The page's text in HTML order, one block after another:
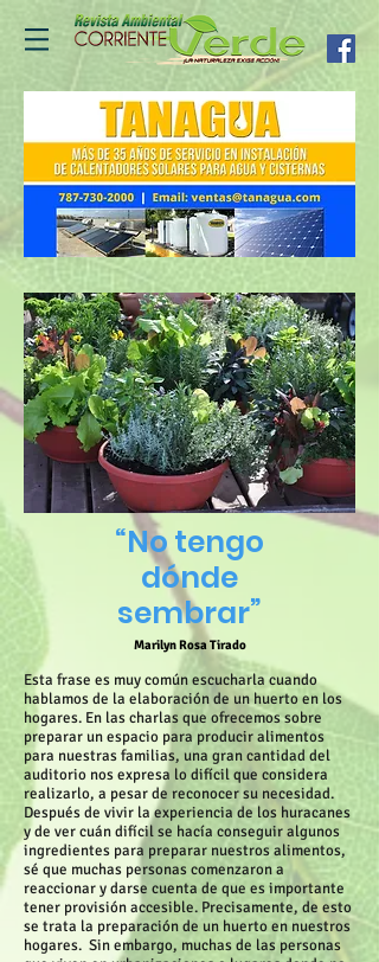
“No tengo
dónde
sembrar”
Marilyn Rosa Tirado
Esta frase es muy común escucharla cuando
hablamos de la elaboración de un huerto en los
hogares. En las charlas que ofrecemos sobre
preparar un espacio para producir alimentos
para nuestras familias, una gran cantidad del
auditorio nos expresa lo difícil que considera
realizarlo, a pesar de reconocer su necesidad.
Después de vivir la experiencia de los huracanes
y de ver cuán difícil se hacía conseguir algunos
ingredientes para preparar nuestros alimentos,
sé que muchas personas comenzaron a
reaccionar y darse cuenta de que es importante
tener provisión accesible. Precisamente, de esto
se trata la preparación de un huerto en nuestros
hogares. Sin embargo, muchas de las personas